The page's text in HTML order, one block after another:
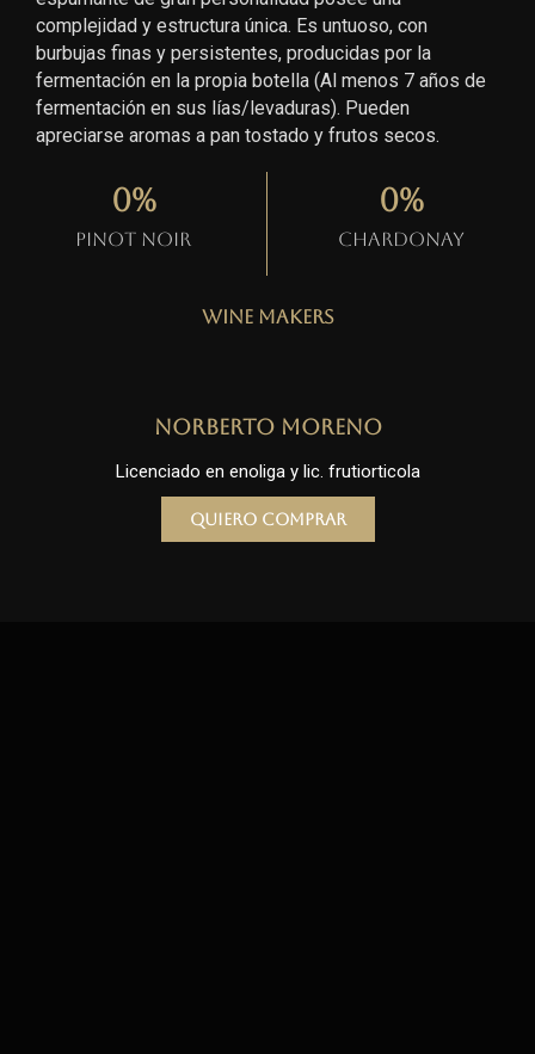
complejidad y estructura única. Es untuoso, con
burbujas finas y persistentes, producidas por la
fermentación en la propia botella (Al menos 7 años de
fermentación en sus lías/levaduras). Pueden
apreciarse aromas a pan tostado y frutos secos.
Pinot Noir
0%
Chardonay
0%
Wine Makers
Norberto Moreno
Licenciado en enoliga y lic. frutiorticola
Quiero comprar